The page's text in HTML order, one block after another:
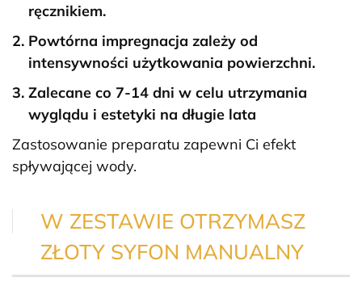
ręcznikiem.
Powtórna impregnacja zależy od
intensywności użytkowania powierzchni.
Zalecane co 7-14 dni w celu utrzymania
wyglądu i estetyki na długie lata
Zastosowanie preparatu zapewni Ci efekt
spływającej wody.
W ZESTAWIE OTRZYMASZ
ZŁOTY SYFON MANUALNY